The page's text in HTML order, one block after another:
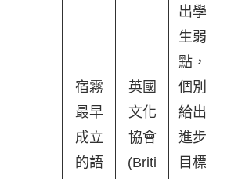
宿霧
最早
成立
的語
英國
文化
協會
(Briti
出學
生弱
點，
個別
給出
進步
目標